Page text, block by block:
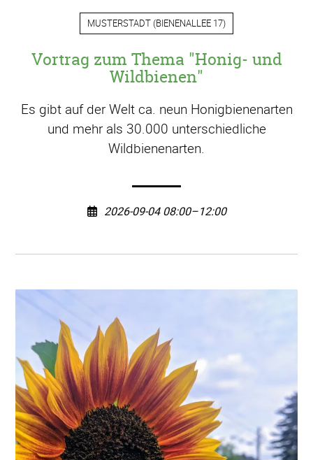
MUSTERSTADT (BIENENALLEE 17)
Vortrag zum Thema "Honig- und
Wildbienen"
Es gibt auf der Welt ca. neun Honigbienenarten
und mehr als 30.000 unterschiedliche
Wildbienenarten.
2026-09-04 08:00–12:00